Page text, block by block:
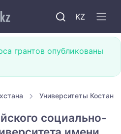
KZ
грантов опубликованы
Университеты Костаная
социально-